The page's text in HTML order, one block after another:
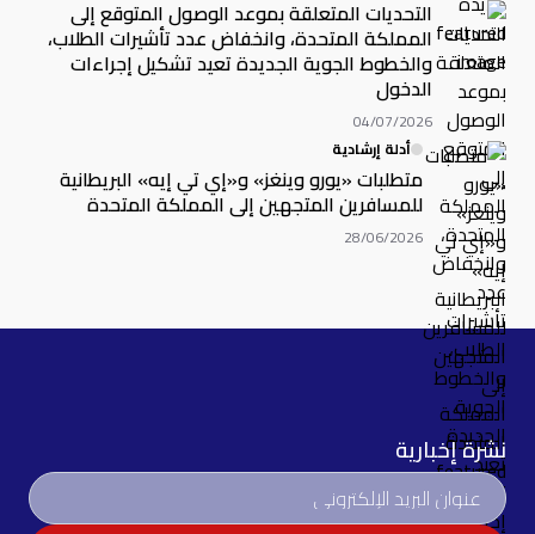
التحديات المتعلقة بموعد الوصول المتوقع إلى
المملكة المتحدة، وانخفاض عدد تأشيرات الطلاب،
والخطوط الجوية الجديدة تعيد تشكيل إجراءات
الدخول
04/07/2026
أدلة إرشادية
متطلبات «يورو وينغز» و«إي تي إيه» البريطانية
للمسافرين المتجهين إلى المملكة المتحدة
28/06/2026
نشرة إخبارية